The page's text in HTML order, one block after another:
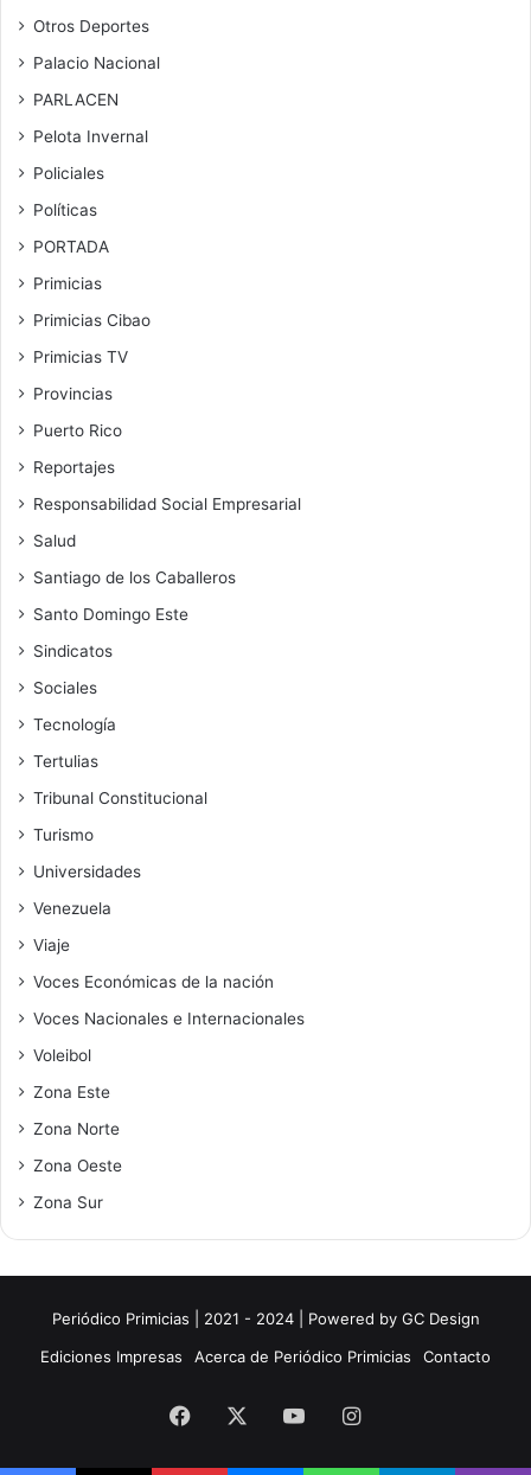
Otros Deportes
Palacio Nacional
PARLACEN
Pelota Invernal
Policiales
Políticas
PORTADA
Primicias
Primicias Cibao
Primicias TV
Provincias
Puerto Rico
Reportajes
Responsabilidad Social Empresarial
Salud
Santiago de los Caballeros
Santo Domingo Este
Sindicatos
Sociales
Tecnología
Tertulias
Tribunal Constitucional
Turismo
Universidades
Venezuela
Viaje
Voces Económicas de la nación
Voces Nacionales e Internacionales
Voleibol
Zona Este
Zona Norte
Zona Oeste
Zona Sur
Periódico Primicias | 2021 - 2024 | Powered by GC Design
Ediciones Impresas
Acerca de Periódico Primicias Contacto
Facebook YouTubeInstagram